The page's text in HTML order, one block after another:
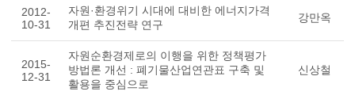
2012-
10-31
자원·환경위기 시대에 대비한 에너지가격
개편 추진전략 연구
강만옥
2015-
12-31
자원순환경제로의 이행을 위한 정책평가
방법론 개선 : 폐기물산업연관표 구축 및
활용을 중심으로
신상철